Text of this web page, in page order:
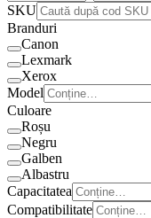
SKU
Branduri
Canon
Lexmark
Xerox
Model
Culoare
Roșu
Negru
Galben
Albastru
Capacitatea
Compatibilitate